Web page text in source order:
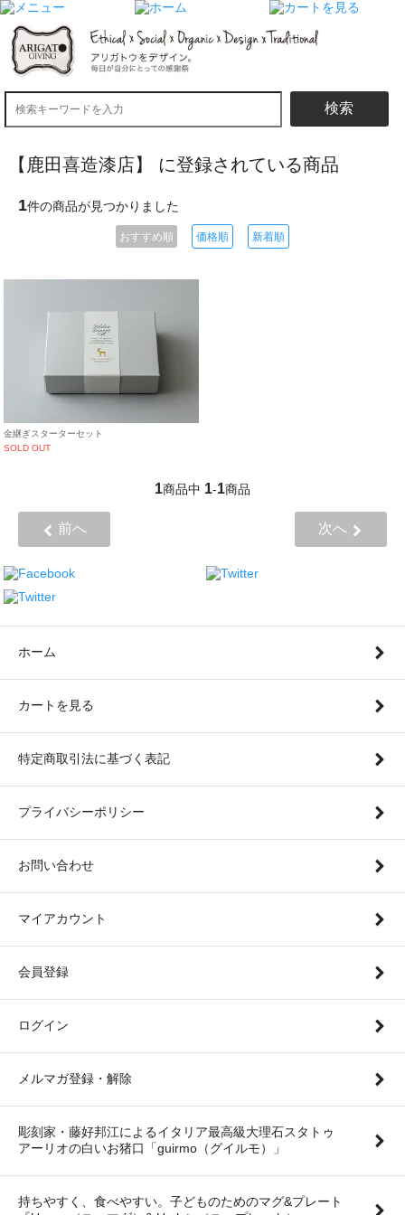
検索
【鹿田喜造漆店】 に登録されている商品
1件の商品が見つかりました
おすすめ順 価格順 新着順
金継ぎスターターセット
SOLD OUT
1商品中 1-1商品
前へ 次へ
ホーム
カートを見る
特定商取引法に基づく表記
プライバシーポリシー
お問い合わせ
マイアカウント
会員登録
ログイン
メルマガ登録・解除
彫刻家・藤好邦江によるイタリア最高級大理石スタトゥ
アーリオの白いお猪口「guirmo（グイルモ）」
持ちやすく、食べやすい。子どものためのマグ&プレート